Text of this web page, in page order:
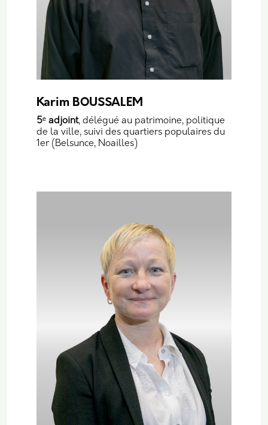
Karim BOUSSALEM
5ᵉ adjoint, délégué au patrimoine, politique
de la ville, suivi des quartiers populaires du
1er (Belsunce, Noailles)